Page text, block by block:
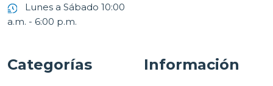
Lunes a Sábado 10:00
a.m. - 6:00 p.m.
Categorías Información